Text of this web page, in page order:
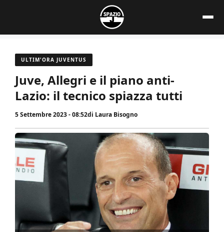
contenuto
ULTIM'ORA JUVENTUS
Juve, Allegri e il piano anti-
Lazio: il tecnico spiazza tutti
5 Settembre 2023 - 08:52di Laura Bisogno